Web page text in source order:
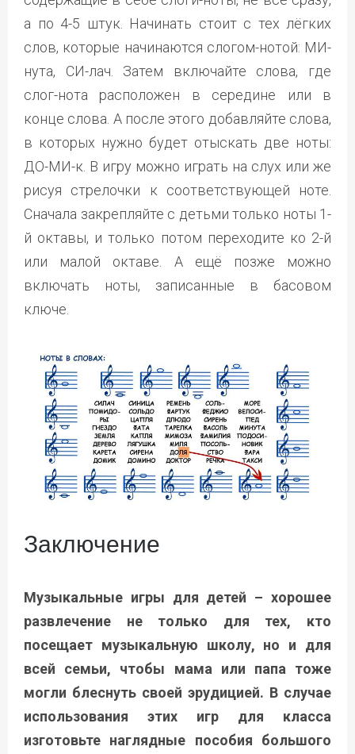
а по 4-5 штук. Начинать стоит с тех лёгких
слов, которые начинаются слогом-нотой: МИ-
нута, СИ-лач. Затем включайте слова, где
слог-нота расположен в середине или в
конце слова. А после этого добавляйте слова,
в которых нужно будет отыскать две ноты:
ДО-МИ-к. В игру можно играть на слух или же
рисуя стрелочки к соответствующей ноте.
Сначала закрепляйте с детьми только ноты 1-
й октавы, и только потом переходите ко 2-й
или малой октаве. А ещё позже можно
включать ноты, записанные в басовом
ключе.
Заключение
Музыкальные игры для детей – хорошее
развлечение не только для тех, кто
посещает музыкальную школу, но и для
всей семьи, чтобы мама или папа тоже
могли блеснуть своей эрудицией. В случае
использования этих игр для класса
изготовьте наглядные пособия большого